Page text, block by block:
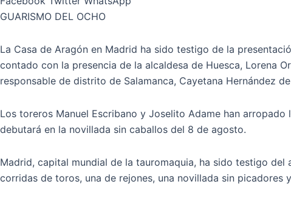
GUARISMO DEL OCHO
La Casa de Aragón en Madrid ha sido testigo de la
contado con la presencia de la alcaldesa de Huesca, Lorena
responsable de distrito de Salamanca, Cayetana Hernández
Los toreros Manuel Escribano y Joselito Adame han
debutará en la novillada sin caballos del 8 de agosto.
Madrid, capital mundial de la tauromaquia, ha sido testigo
corridas de toros, una de rejones, una novillada sin picadores